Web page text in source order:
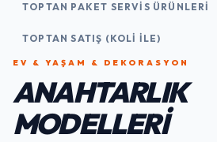
TOPTAN PAKET SERVIS ÜRÜNLERI
TOPTAN SATIŞ (KOLI İLE)
EV & YAŞAM & DEKORASYON
ANAHTARLIK
MODELLERI